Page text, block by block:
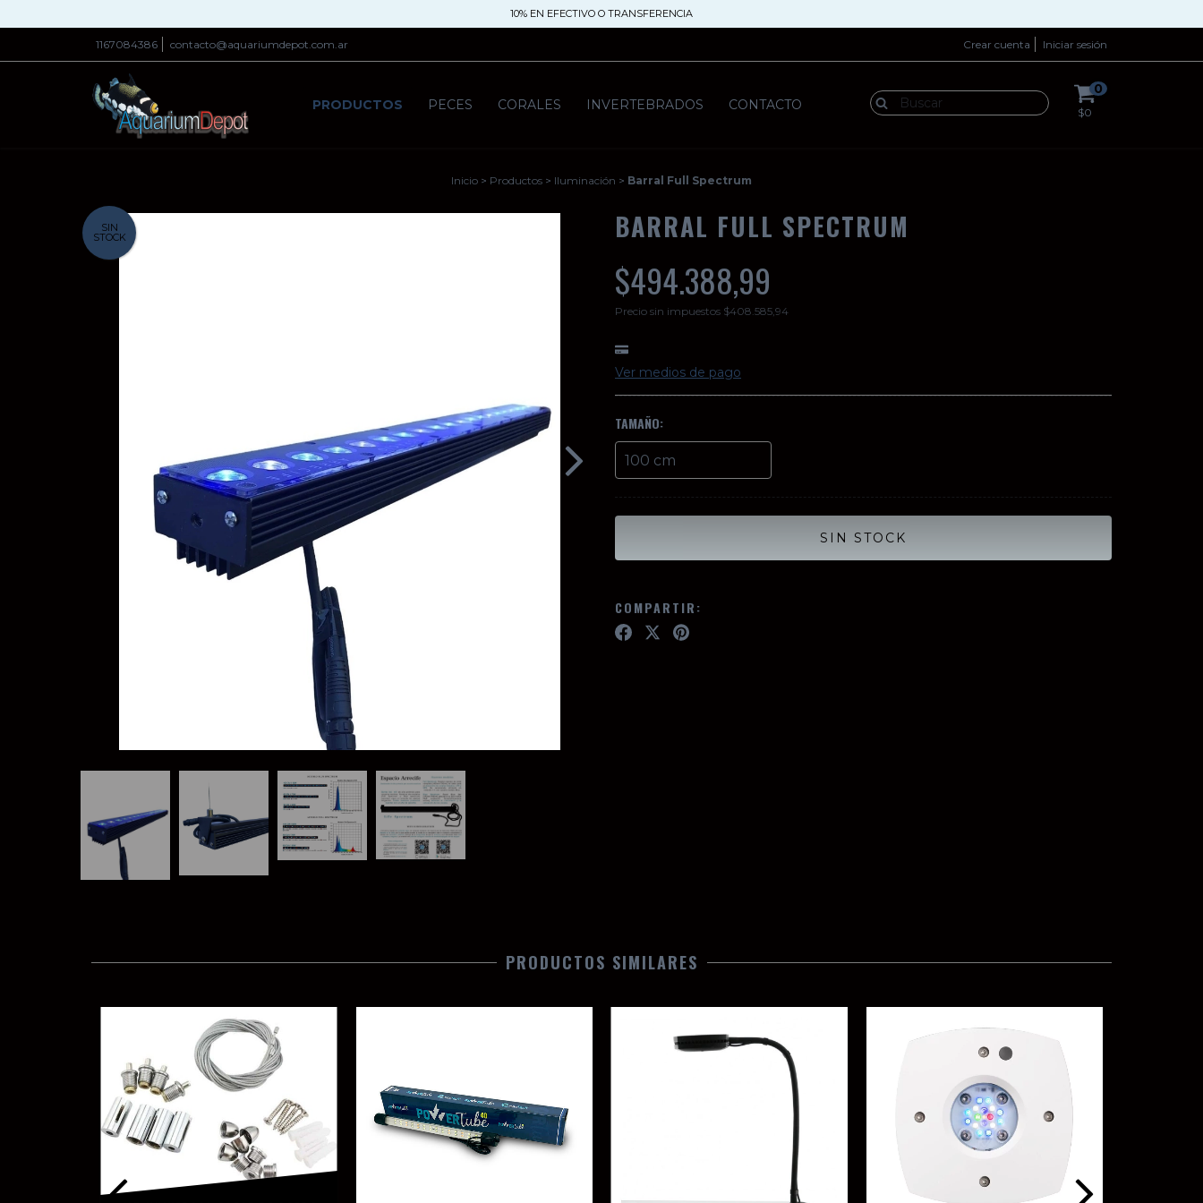
10% EN EFECTIVO O TRANSFERENCIA
1167084386 contacto@aquariumdepot.com.ar Crear cuenta Iniciar sesión
PRODUCTOS PECES CORALES INVERTEBRADOS CONTACTO
0
$0
Inicio > Productos > Iluminación > Barral Full Spectrum
SIN
STOCK BARRAL FULL SPECTRUM
$494.388,99
Precio sin impuestos $408.585,94
Ver medios de pago
TAMAÑO:
COMPARTIR:
PRODUCTOS SIMILARES